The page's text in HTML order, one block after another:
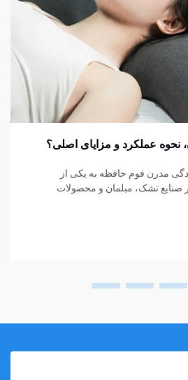
نحوه عملکرد و مزایای اصلی؟
مدرن فوم حافظه به یکی از
صنایع تشک، مبلمان و محصولات